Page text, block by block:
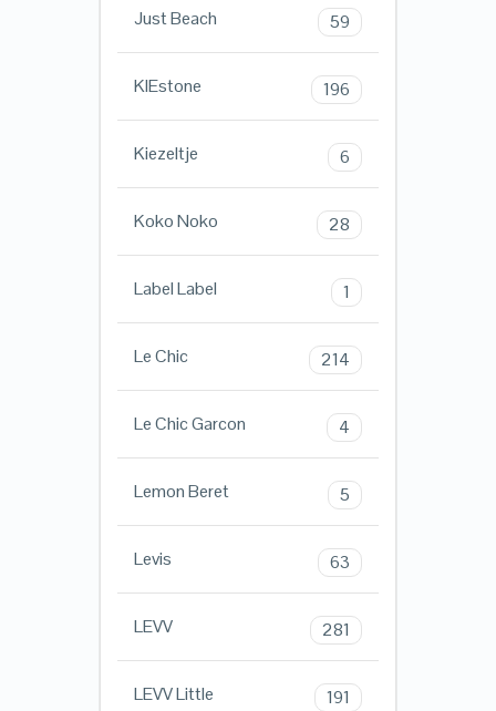
Just Beach 59
KIEstone 196
Kiezeltje 6
Koko Noko 28
Label Label 1
Le Chic 214
Le Chic Garcon 4
Lemon Beret 5
Levis 63
LEVV 281
LEVV Little 191